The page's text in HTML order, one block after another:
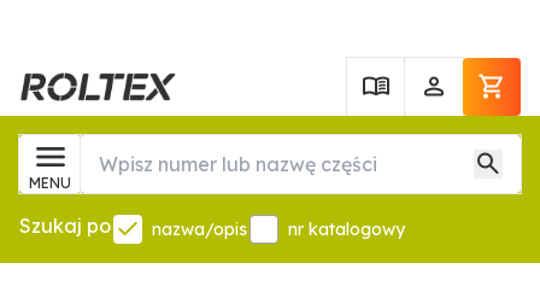
MENU
Szukaj po nazwa/opis nr katalogowy